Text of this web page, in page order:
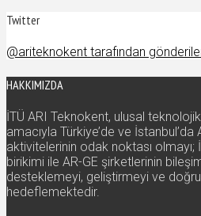
Twitter
@ariteknokent tarafından
HAKKIMIZDA
İTÜ ARI Teknokent, ulusal
amacıyla Türkiye’de ve
aktivitelerinin odak noktası olmayı;
birikimi ile AR-GE şirketlerinin
desteklemeyi, geliştirmeyi ve
hedeflemektedir.